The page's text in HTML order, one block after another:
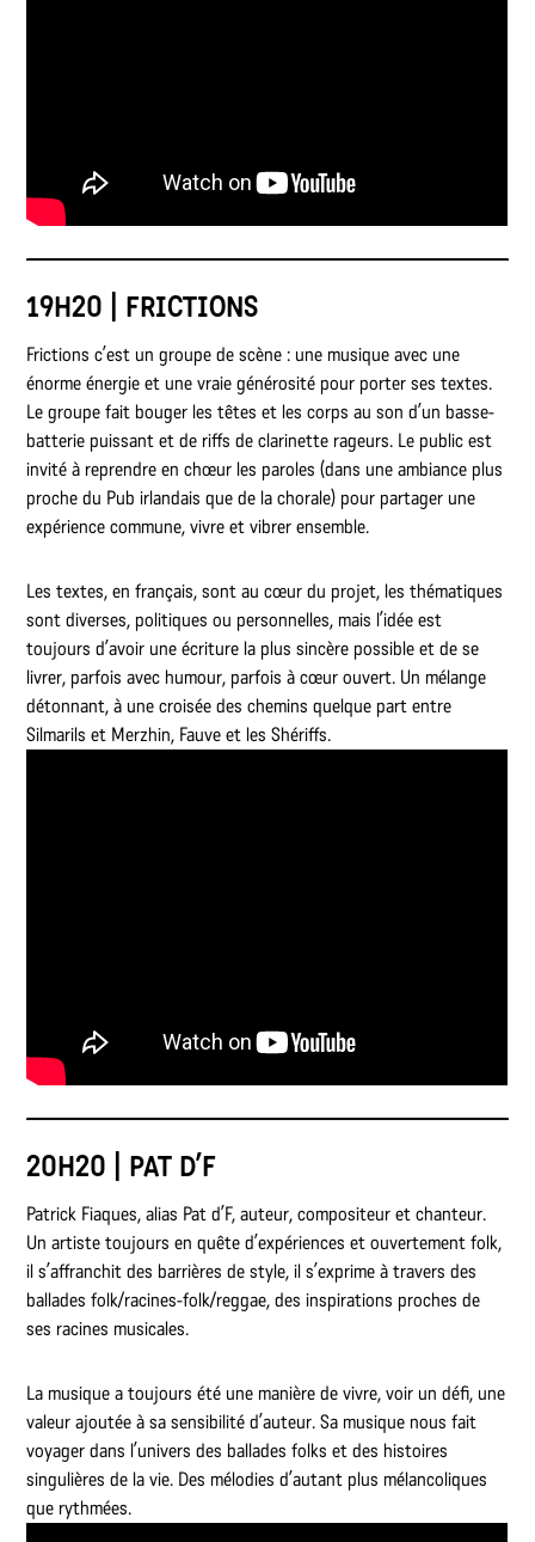
19H20 | FRICTIONS
Frictions c’est un groupe de scène : une musique avec une
énorme énergie et une vraie générosité pour porter ses textes.
Le groupe fait bouger les têtes et les corps au son d’un basse-
batterie puissant et de riffs de clarinette rageurs. Le public est
invité à reprendre en chœur les paroles (dans une ambiance plus
proche du Pub irlandais que de la chorale) pour partager une
expérience commune, vivre et vibrer ensemble.
Les textes, en français, sont au cœur du projet, les thématiques
sont diverses, politiques ou personnelles, mais l’idée est
toujours d’avoir une écriture la plus sincère possible et de se
livrer, parfois avec humour, parfois à cœur ouvert. Un mélange
détonnant, à une croisée des chemins quelque part entre
Silmarils et Merzhin, Fauve et les Shériffs.
20H20 | PAT D’F
Patrick Fiaques, alias Pat d’F, auteur, compositeur et chanteur.
Un artiste toujours en quête d’expériences et ouvertement folk,
il s’affranchit des barrières de style, il s’exprime à travers des
ballades folk/racines-folk/reggae, des inspirations proches de
ses racines musicales.
La musique a toujours été une manière de vivre, voir un défi, une
valeur ajoutée à sa sensibilité d’auteur. Sa musique nous fait
voyager dans l’univers des ballades folks et des histoires
singulières de la vie. Des mélodies d’autant plus mélancoliques
que rythmées.